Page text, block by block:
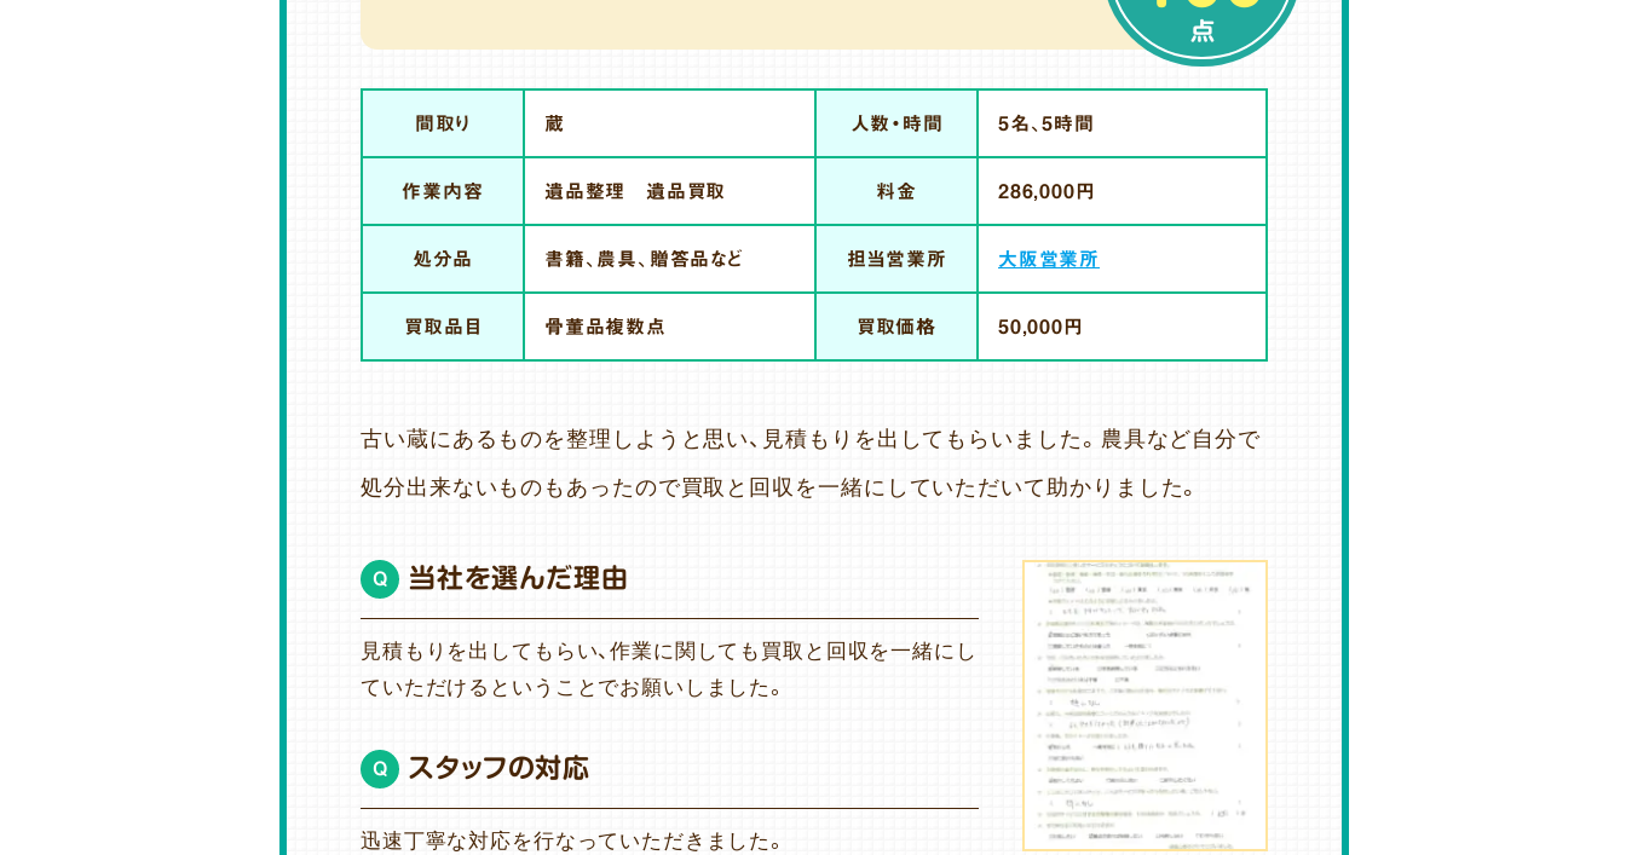
点
間取り 蔵 人数・時間 5名、5時間
作業内容 遺品整理 遺品買取 料金 286,000円
処分品 書籍、農具、贈答品など 担当営業所 大阪営業所
買取品目 骨董品複数点 買取価格 50,000円
古い蔵にあるものを整理しようと思い、見積もりを出してもらいました。農具など自分で
処分出来ないものもあったので買取と回収を一緒にしていただいて助かりました。
Q 当社を選んだ理由
見積もりを出してもらい、作業に関しても買取と回収を一緒にし
ていただけるということでお願いしました。
Q スタッフの対応
迅速丁寧な対応を行なっていただきました。